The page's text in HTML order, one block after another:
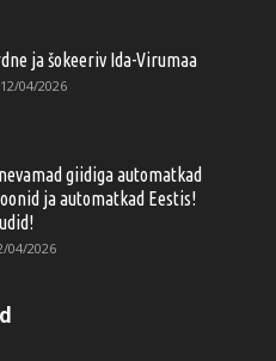
ja šokeeriv Ida-Virumaa
12/04/2026
giidiga automatkad
ja automatkad Eestis!
04/2026